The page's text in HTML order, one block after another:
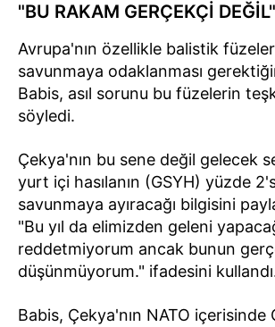
"BU RAKAM GERÇEKÇİ DEĞİL"
Avrupa'nın özellikle balistik
savunmaya odaklanması
Babis, asıl sorunu bu füzelerin
söyledi.
Çekya'nın bu sene değil gelecek
yurt içi hasılanın (GSYH) yüzde
savunmaya ayıracağı bilgisini
"Bu yıl da elimizden geleni
reddetmiyorum ancak bunun
düşünmüyorum." ifadesini
Babis, Çekya'nın NATO içerisinde